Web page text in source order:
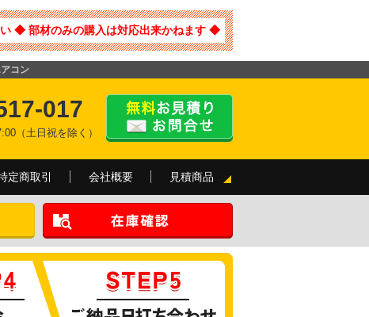
◆ 部材のみの購入は対応出来かねます ◆
コン
017
（土日祝を除く）
定商取引 会社概要 見積商品